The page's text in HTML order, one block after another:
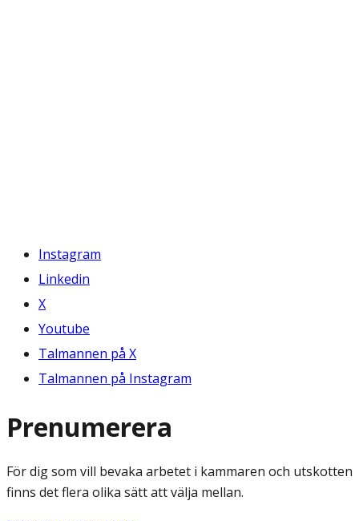
Instagram
Linkedin
X
Youtube
Talmannen på X
Talmannen på Instagram
Prenumerera
För dig som vill bevaka arbetet i kammaren och utskotten
finns det flera olika sätt att välja mellan.